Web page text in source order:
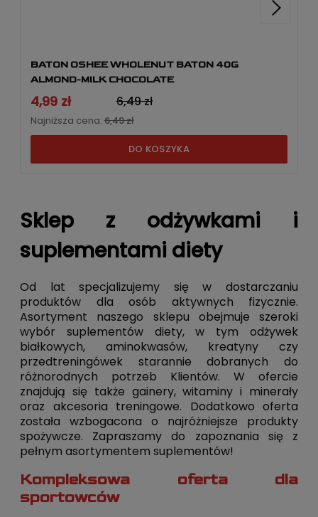
BATON OSHEE WHOLENUT BATON 40G
ALMOND-MILK CHOCOLATE
4,99 zł 6,49 zł
Najniższa cena: 6,49 zł
DO KOSZYKA
Sklep z odżywkami i
suplementami diety
Od lat specjalizujemy się w dostarczaniu
produktów dla osób aktywnych fizycznie.
Asortyment naszego sklepu obejmuje szeroki
wybór suplementów diety, w tym odżywek
białkowych, aminokwasów, kreatyny czy
przedtreningówek starannie dobranych do
różnorodnych potrzeb Klientów. W ofercie
znajdują się także gainery, witaminy i minerały
oraz akcesoria treningowe. Dodatkowo oferta
została wzbogacona o najróżniejsze produkty
spożywcze. Zapraszamy do zapoznania się z
pełnym asortymentem suplementów!
Kompleksowa oferta dla
sportowców